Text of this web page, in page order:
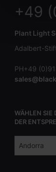
+49
Plant Light
Adalbert-
PH+49
WÄHLEN SIE
DER